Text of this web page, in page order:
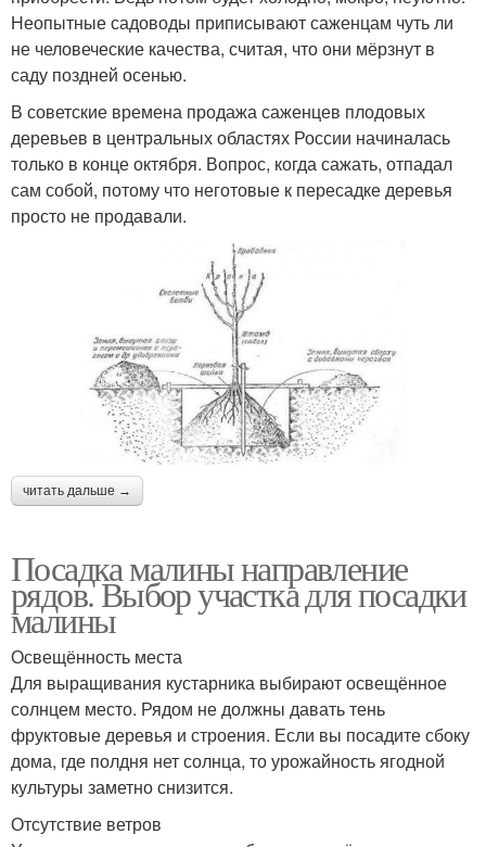
Неопытные садоводы приписывают саженцам чуть ли
не человеческие качества, считая, что они мёрзнут в
саду поздней осенью.
В советские времена продажа саженцев плодовых
деревьев в центральных областях России начиналась
только в конце октября. Вопрос, когда сажать, отпадал
сам собой, потому что неготовые к пересадке деревья
просто не продавали.
читать дальше →
Посадка малины направление
рядов. Выбор участка для посадки
малины
Освещённость места
Для выращивания кустарника выбирают освещённое
солнцем место. Рядом не должны давать тень
фруктовые деревья и строения. Если вы посадите сбоку
дома, где полдня нет солнца, то урожайность ягодной
культуры заметно снизится.
Отсутствие ветров